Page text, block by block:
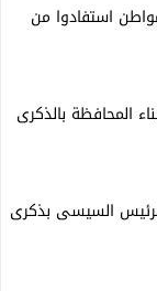
الدقهلية: 1596 مواطن استفادوا من
المحافظة بالذكرى
السيسى بذكرى